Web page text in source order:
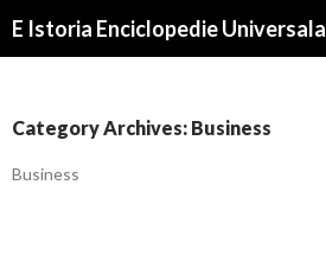
E Istoria Enciclopedie Universala
Category Archives: Business
Business